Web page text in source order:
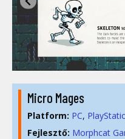
Micro Mages
Platform: PC
Fejlesztő: Morphcat